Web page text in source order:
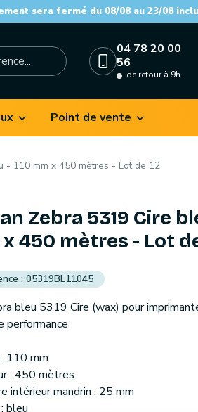
sera fermé du 08/08 au 23/08
04 78 20 00
56
de retour à 9h
Point de vente
- 110 mm x 450 mètres - Lot de 12
Zebra 5319 Cire
450 mètres - Lot
05319BL11045
bleu 5319 Cire (wax) pour
performance
110 mm
: 450 mètres
intérieur mandrin : 25 mm
bleu